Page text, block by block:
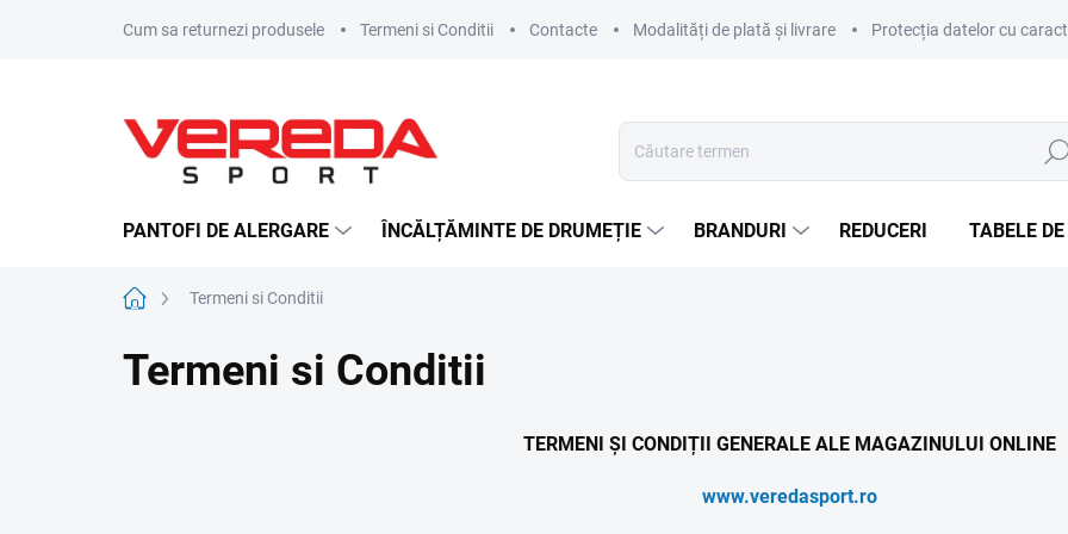
Cum sa returnezi produsele Termeni si Conditii Contacte Modalități de plată și livrare Protecția datelor cu
PANTOFI DE ALERGARE ÎNCĂLȚĂMINTE DE DRUMEȚIE BRANDURI REDUCERI TABELE
AcasăTermeni si Conditii
Termeni si Conditii
TERMENI ȘI CONDIȚII GENERALE ALE MAGAZINULUI ONLINE
www.veredasport.ro